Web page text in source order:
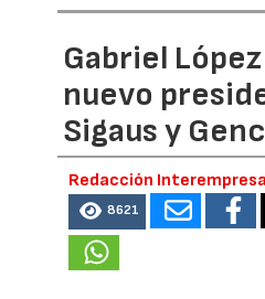
Gabriel
nuevo
Sigaus y
Redacción
8621